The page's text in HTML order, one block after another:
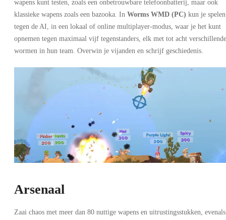
wapens kunt testen, zoals een onbetrouwbare telefoonbatterij, maar ook
klassieke wapens zoals een bazooka. In Worms WMD (PC) kun je spelen
tegen de AI, in een lokaal of online multiplayer-modus, waar je het kunt
opnemen tegen maximaal vijf tegenstanders, elk met tot acht verschillende
wormen in hun team. Overwin je vijanden en schrijf geschiedenis.
Arsenaal
Zaai chaos met meer dan 80 nuttige wapens en uitrustingsstukken, evenals